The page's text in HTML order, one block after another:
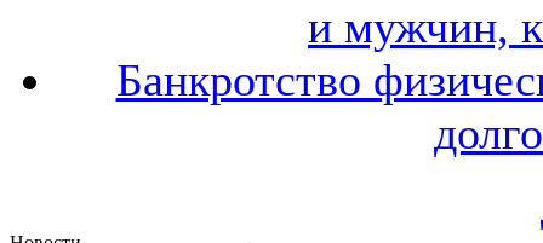
и мужчин,
Банкротство